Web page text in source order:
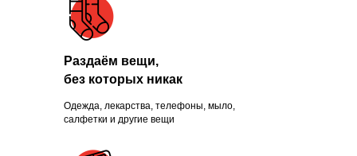
Одежда, лекарства, телефоны, мыло,
салфетки и другие вещи
Раздаём вещи,
без которых никак
продолжаем это делать
каждый день
ПРИСОЕДИНИТЬСЯ